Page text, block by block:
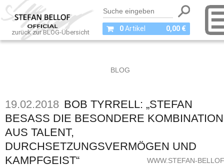
0Artikel 0,00 €
zurück zur BLOG-Übersicht
BLOG
19.02.2018 BOB TYRRELL: „STEFAN
BESASS DIE BESONDERE KOMBINATION A
US TALENT, D
URCHSETZUNGSVERMÖGEN UND K
AMPFGEIST“
WWW.STEFAN-